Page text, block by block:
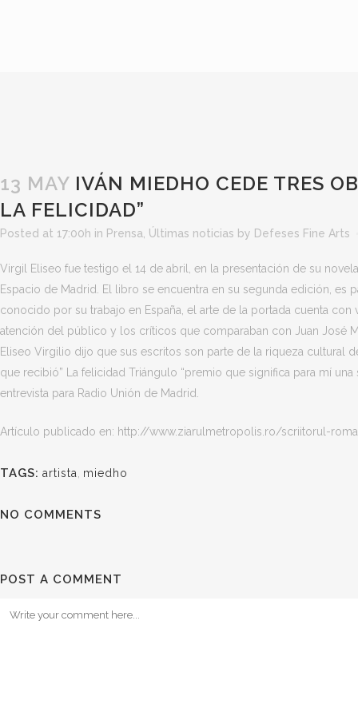
13 MAY IVÁN MIEDHO CEDE TRES
LA FELICIDAD”
Posted at 17:00h in Prensa Últimas noticias by Defeses Fine Arts
Virgil Eliseo fue testigo el 14 de abril, en la presentación de su
Espacio de Madrid. El libro se encuentra en su segunda edición,
conocido por su trabajo en España, el arte de la portada cuenta con
atención del público y los críticos que comparaban con Juan José
Eliseo Virgilio dijo que sus escritos son parte de la riqueza cultural
que recibió” La felicidad Triángulo “premio que significa para mí
entrevista para Radio Unión de Madrid.
Artículo publicado en: http://www.ziarulmetropolis.ro/scriitorul-
TAGS: artista miedho
NO COMMENTS
POST A COMMENT